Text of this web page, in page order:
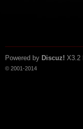
Powered by Discuz! X3.2
© 2001-2014